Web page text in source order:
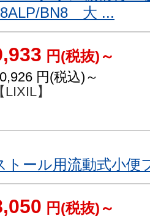
BN8 大 ...
円(税抜)～
円(税込)～
【LIXIL】
トール用流動式小便
円(税抜)～